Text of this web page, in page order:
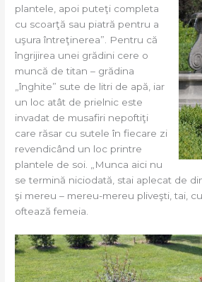
plantele, apoi puteţi completa
cu scoarţă sau piatră pentru a
uşura întreţinerea”. Pentru că
îngrijirea unei grădini cere o
muncă de titan – grădina
„înghite” sute de litri de apă, iar
un loc atât de prielnic este
invadat de musafiri nepoftiţi
care răsar cu sutele în fiecare zi
revendicând un loc printre
plantele de soi. „Munca aici nu
se termină niciodată, stai aplecat de
şi mereu – mereu-mereu pliveşti, tai,
oftează femeia.